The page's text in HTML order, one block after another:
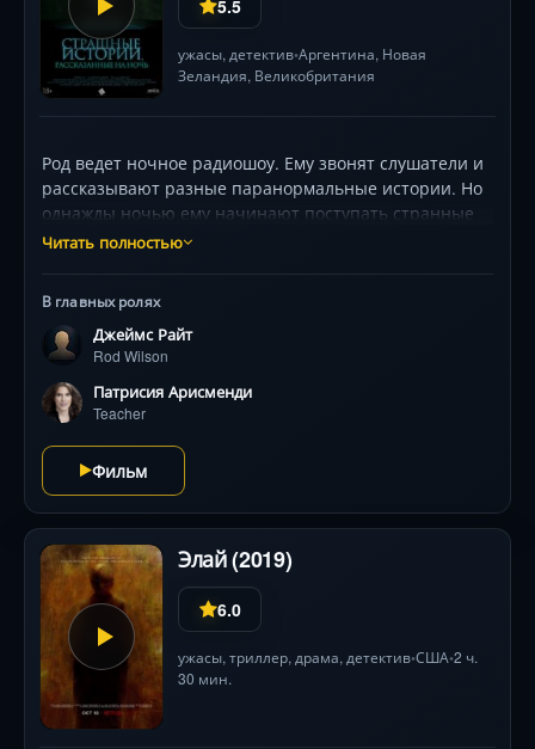
5.5
ужасы, детектив•Аргентина, Новая
Зеландия, Великобритания
Род ведет ночное радиошоу. Ему звонят слушатели и
рассказывают разные паранормальные истории. Но
однажды ночью ему начинают поступать странные
звонки от ребенка, который отчаянно просит его о
так. Более того, в этих звонках кроется страшная
тайна, и ведущий сам скоро окажется её участником.
Читать полностью
В главных ролях
Джеймс Райт
Rod Wilson
Патрисия Арисменди
Teacher
Фильм
Элай (2019)
6.0
ужасы,триллер,драма,детектив•США•2 ч.
30 мин.